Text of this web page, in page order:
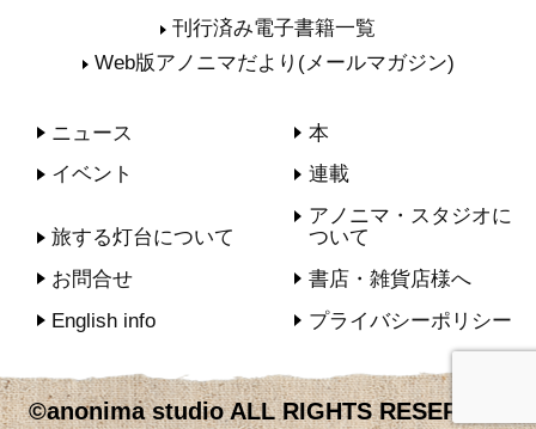
刊行済み電子書籍一覧
Web版アノニマだより(メールマガジン)
ニュース
本
イベント
連載
旅する灯台について
アノニマ・スタジオに
ついて
お問合せ
書店・雑貨店様へ
English info
プライバシーポリシー
©anonima studio ALL RIGHTS RESERVED